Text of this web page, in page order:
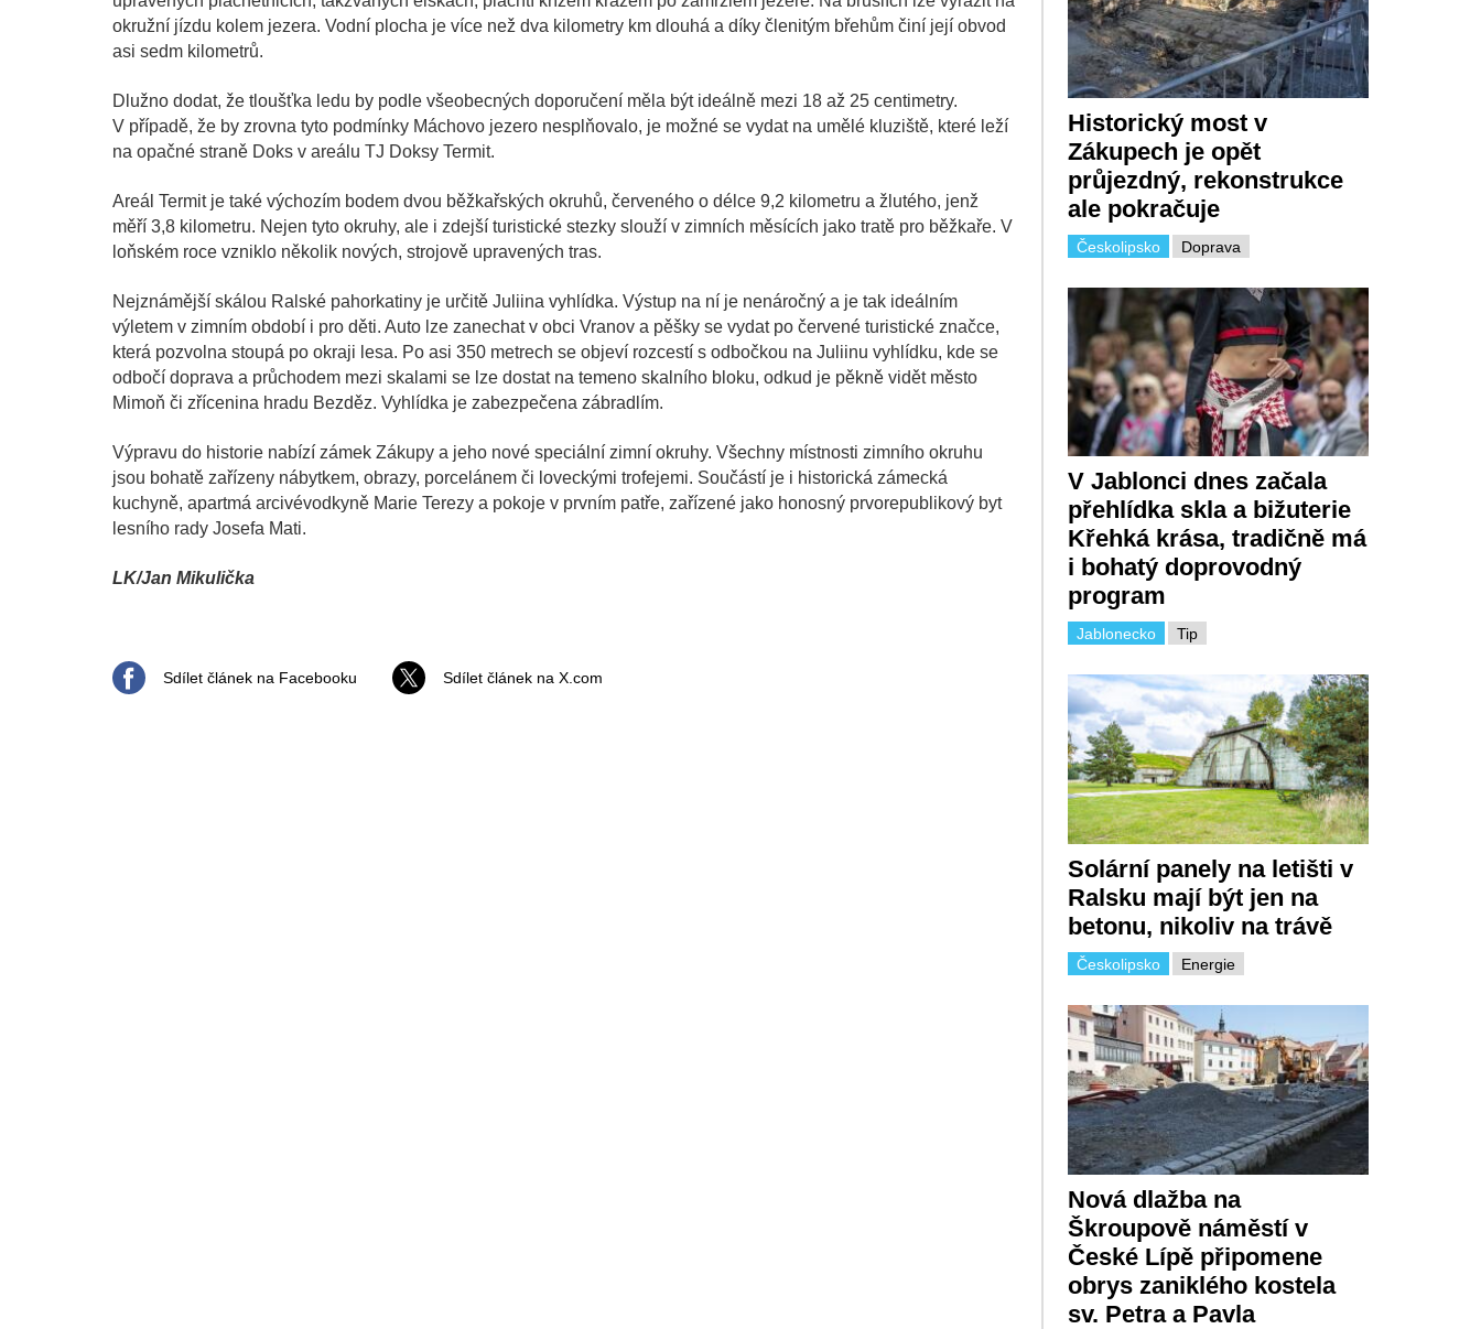
okružní jízdu kolem jezera. Vodní plocha je více než dva kilometry km dlouhá a díky členitým břehům činí její obvod
asi sedm kilometrů.
Dlužno dodat, že tloušťka ledu by podle všeobecných doporučení měla být ideálně mezi 18 až 25 centimetry.
V případě, že by zrovna tyto podmínky Máchovo jezero nesplňovalo, je možné se vydat na umělé kluziště, které leží
na opačné straně Doks v areálu TJ Doksy Termit.
Areál Termit je také výchozím bodem dvou běžkařských okruhů, červeného o délce 9,2 kilometru a žlutého, jenž
měří 3,8 kilometru. Nejen tyto okruhy, ale i zdejší turistické stezky slouží v zimních měsících jako tratě pro běžkaře. V
loňském roce vzniklo několik nových, strojově upravených tras.
Nejznámější skálou Ralské pahorkatiny je určitě Juliina vyhlídka. Výstup na ní je nenáročný a je tak ideálním
výletem v zimním období i pro děti. Auto lze zanechat v obci Vranov a pěšky se vydat po červené turistické značce,
která pozvolna stoupá po okraji lesa. Po asi 350 metrech se objeví rozcestí s odbočkou na Juliinu vyhlídku, kde se
odbočí doprava a průchodem mezi skalami se lze dostat na temeno skalního bloku, odkud je pěkně vidět město
Mimoň či zřícenina hradu Bezděz. Vyhlídka je zabezpečena zábradlím.
Výpravu do historie nabízí zámek Zákupy a jeho nové speciální zimní okruhy. Všechny místnosti zimního okruhu
jsou bohatě zařízeny nábytkem, obrazy, porcelánem či loveckými trofejemi. Součástí je i historická zámecká
kuchyně, apartmá arcivévodkyně Marie Terezy a pokoje v prvním patře, zařízené jako honosný prvorepublikový byt
lesního rady Josefa Mati.
LK/Jan Mikulička
Sdílet článek na Facebooku Sdílet článek na X.com
Historický most v
Zákupech je opět
průjezdný, rekonstrukce
ale pokračuje
Českolipsko Doprava
V Jablonci dnes začala
přehlídka skla a bižuterie
Křehká krása, tradičně má
i bohatý doprovodný
program
Jablonecko Tip
Solární panely na letišti v
Ralsku mají být jen na
betonu, nikoliv na trávě
Českolipsko Energie
Nová dlažba na
Škroupově náměstí v
České Lípě připomene
obrys zaniklého kostela
sv. Petra a Pavla